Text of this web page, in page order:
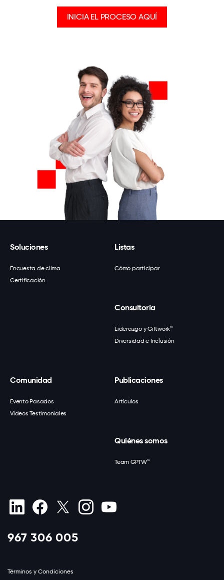
INICIA EL PROCESO AQUÍ
Soluciones
Encuesta de clima
Certificación
Listas
Cómo participar
Consultoría
Liderazgo y Giftwork™
Diversidad e Inclusión
Comunidad
Evento Pasados
Videos Testimoniales
Publicaciones
Artículos
Quiénes somos
Team GPTW™
967 306 005
Términos y Condiciones